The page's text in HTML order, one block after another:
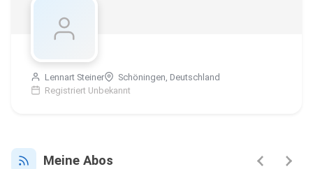
Lennart Steiner
Schöningen, Deutschland
Registriert Unbekannt
Meine Abos